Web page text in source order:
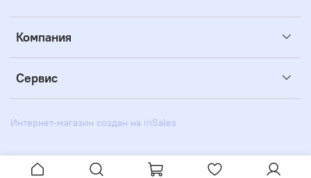
Компания
Сервис
Интернет-магазин создан на inSales